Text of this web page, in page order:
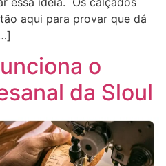
aqui para provar que dá
o
da Sloul